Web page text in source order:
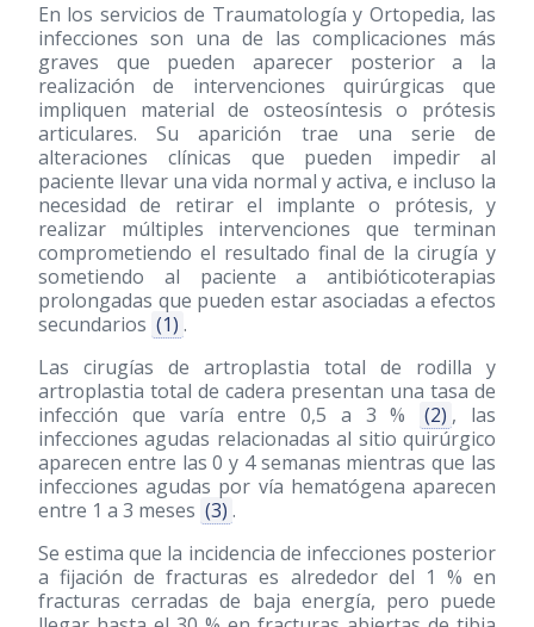
En los servicios de Traumatología y Ortopedia, las
infecciones son una de las complicaciones más
graves que pueden aparecer posterior a la
realización de intervenciones quirúrgicas que
impliquen material de osteosíntesis o prótesis
articulares. Su aparición trae una serie de
alteraciones clínicas que pueden impedir al
paciente llevar una vida normal y activa, e incluso la
necesidad de retirar el implante o prótesis, y
realizar múltiples intervenciones que terminan
comprometiendo el resultado final de la cirugía y
sometiendo al paciente a antibióticoterapias
prolongadas que pueden estar asociadas a efectos
secundarios (1) .
Las cirugías de artroplastia total de rodilla y
artroplastia total de cadera presentan una tasa de
infección que varía entre 0,5 a 3 %
(2) , las
infecciones agudas relacionadas al sitio quirúrgico
aparecen entre las 0 y 4 semanas mientras que las
infecciones agudas por vía hematógena aparecen
entre 1 a 3 meses (3) .
Se estima que la incidencia de infecciones posterior
a fijación de fracturas es alrededor del 1 % en
fracturas cerradas de baja energía, pero puede